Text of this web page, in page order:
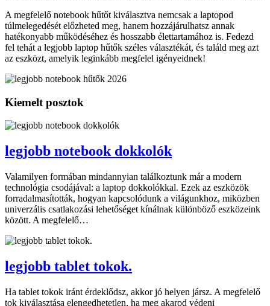
A megfelelő notebook hűtőt kiválasztva nemcsak a laptopod
túlmelegedését előzheted meg, hanem hozzájárulhatsz annak
hatékonyabb működéséhez és hosszabb élettartamához is. Fedezd
fel tehát a legjobb laptop hűtők széles választékát, és találd meg azt
az eszközt, amelyik leginkább megfelel igényeidnek!
Kiemelt posztok
legjobb notebook dokkolók
Valamilyen formában mindannyian találkoztunk már a modern
technológia csodájával: a laptop dokkolókkal. Ezek az eszközök
forradalmasították, hogyan kapcsolódunk a világunkhoz, miközben
univerzális csatlakozási lehetőséget kínálnak különböző eszközeink
között. A megfelelő…
legjobb tablet tokok.
Ha tablet tokok iránt érdeklődsz, akkor jó helyen jársz. A megfelelő
tok kiválasztása elengedhetetlen, ha meg akarod védeni